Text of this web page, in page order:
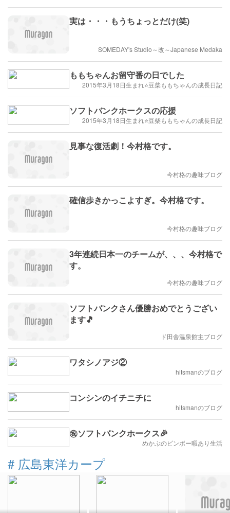
実は・・・もうちょっとだけ(笑)
SOMEDAY's Studio～改～Japanese Medaka
ももちゃんお留守番の日でした
2015年3月18日生まれ⭐️豆柴ももちゃんの成長日記
ソフトバンクホークスの応援
2015年3月18日生まれ⭐️豆柴ももちゃんの成長日記
見事な復活劇！今村格です。
今村格の趣味ブログ
確信歩きかっこよすぎ。今村格です。
今村格の趣味ブログ
3年連続日本一のチームが、、、今村格で
す。
今村格の趣味ブログ
ソフトバンクさん優勝おめでとうござい
ます🎵
ド田舎温泉館主ブログ
ワタシノアジ②
hitsmanのブログ
コンシンのイチニチに
hitsmanのブログ
㊗️ソフトバンクホークス🎉
めかぶのビンボー暇あり生活
# 広島東洋カープ